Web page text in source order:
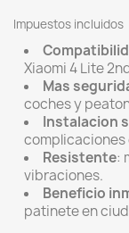
Impuestos incluidos
Xiaomi 4 Lite
Mas
coches y
Instalacion
complicaciones
Resistente:
vibraciones.
Beneficio
patinete en